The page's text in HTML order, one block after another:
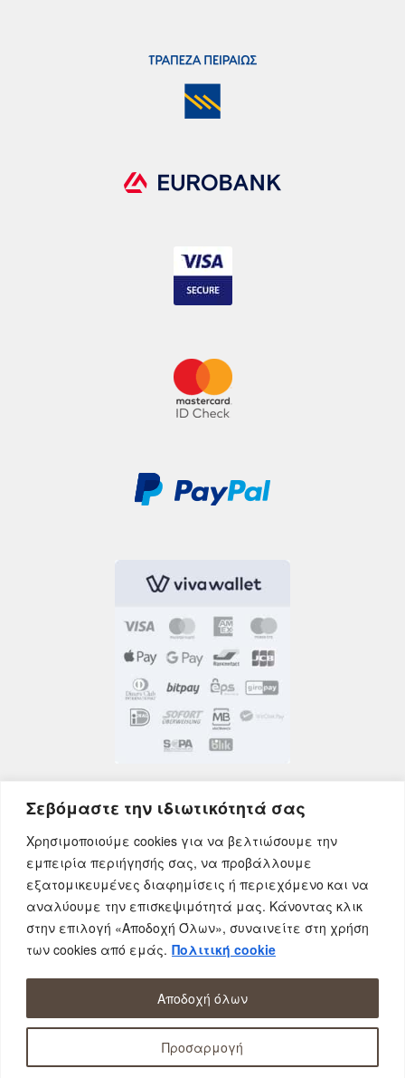
Σεβόμαστε την ιδιωτικότητά σας
Χρησιμοποιούμε cookies για να βελτιώσουμε την
εμπειρία περιήγησής σας, να προβάλλουμε
εξατομικευμένες διαφημίσεις ή περιεχόμενο και να
αναλύουμε την επισκεψιμότητά μας. Κάνοντας κλικ
στην επιλογή «Αποδοχή Όλων», συναινείτε στη χρήση
των cookies από εμάς. Πολιτική cookie
Προσαρμογή
Αποδοχή όλων
ΔΩΡΕΑΝ Αποστολή σε όλη την Ελλάδα!
© AfrOnline.gr - Αφοί Προκοπίδη Ο.Ε 2026 | All
rights reserved.
Αναζήτηση
Αναζήτηση